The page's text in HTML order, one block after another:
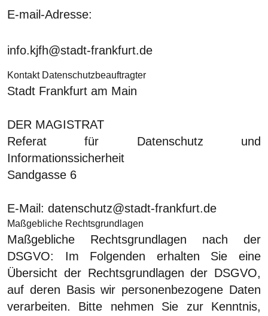
E-mail-Adresse:
info.kjfh@stadt-frankfurt.de
Kontakt Datenschutzbeauftragter
Stadt Frankfurt am Main
DER MAGISTRAT
Referat für Datenschutz und
Informationssicherheit
Sandgasse 6
E-Mail: datenschutz@stadt-frankfurt.de
Maßgebliche Rechtsgrundlagen
Maßgebliche Rechtsgrundlagen nach der
DSGVO: Im Folgenden erhalten Sie eine
Übersicht der Rechtsgrundlagen der DSGVO,
auf deren Basis wir personenbezogene Daten
verarbeiten. Bitte nehmen Sie zur Kenntnis,